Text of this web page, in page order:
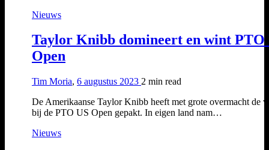
Nieuws
Taylor Knibb domineert en wint PTO
Open
Tim Moria, 6 augustus 2023 2 min read
De Amerikaanse Taylor Knibb heeft met grote overmacht de
bij de PTO US Open gepakt. In eigen land nam…
Nieuws